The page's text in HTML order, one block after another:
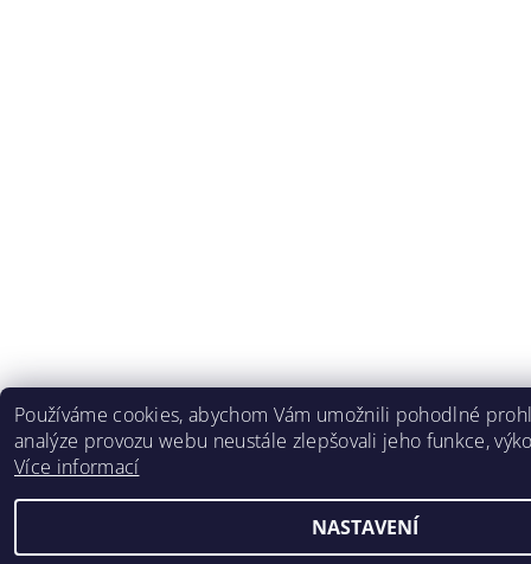
Používáme cookies, abychom Vám umožnili pohodlné
analýze provozu webu neustále zlepšovali jeho funkce,
Více informací
NASTAVENÍ